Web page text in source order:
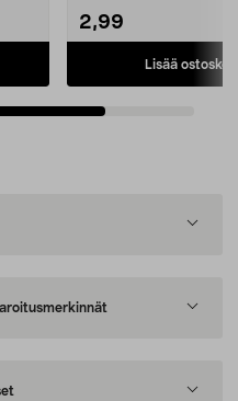
2,99
Lisää